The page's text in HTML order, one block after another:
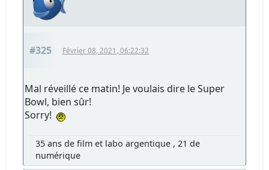
#325 Février 08, 2021, 06:22:32
Mal réveillé ce matin! Je voulais dire le Super
Bowl, bien sûr!
Sorry!
35 ans de film et labo argentique , 21 de
numérique